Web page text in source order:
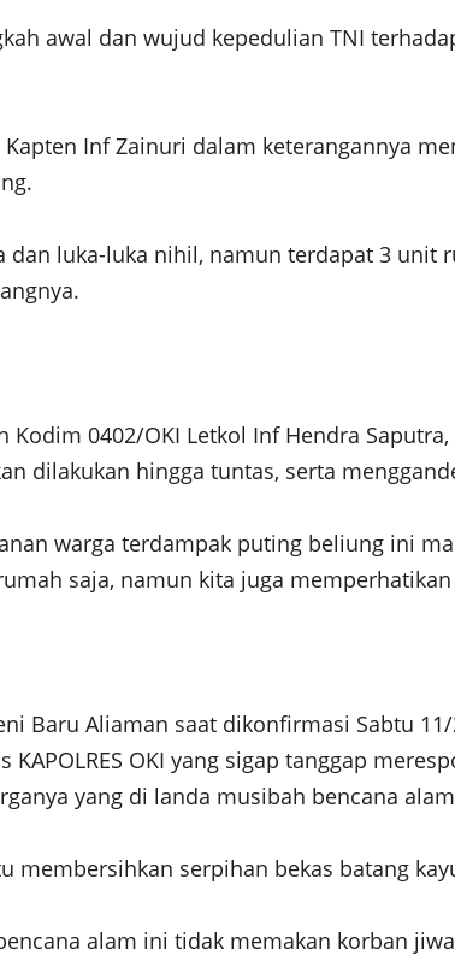
awal dan wujud kepedulian TNI
Inf Zainuri dalam keterangannya
dan luka-luka nihil, namun terdapat 3
0402/OKI Letkol Inf Hendra
dilakukan hingga tuntas, serta
warga terdampak puting beliung ini
saja, namun kita juga
Baru Aliaman saat dikonfirmasi Sabtu
KAPOLRES OKI yang sigap tanggap
yang di landa musibah bencana
membersihkan serpihan bekas batang
alam ini tidak memakan korban